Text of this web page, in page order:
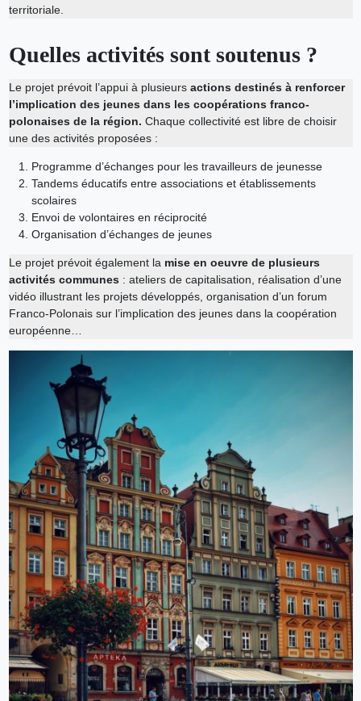
territoriale.
Quelles activités sont soutenus ?
Le projet prévoit l’appui à plusieurs actions destinés à renforcer
l’implication des jeunes dans les coopérations franco-
polonaises de la région. Chaque collectivité est libre de choisir
une des activités proposées :
Programme d’échanges pour les travailleurs de jeunesse
Tandems éducatifs entre associations et établissements
scolaires
Envoi de volontaires en réciprocité
Organisation d’échanges de jeunes
Le projet prévoit également la mise en oeuvre de plusieurs
activités communes: ateliers de capitalisation, réalisation d’une
vidéo illustrant les projets développés, organisation d’un forum
Franco-Polonais sur l’implication des jeunes dans la coopération
européenne…